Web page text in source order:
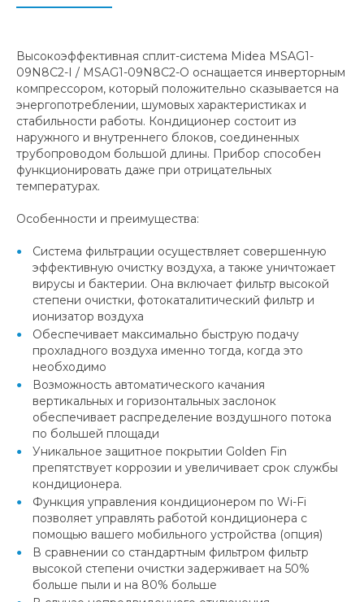
Высокоэффективная сплит-система Midea MSAG1-
09N8C2-I / MSAG1-09N8C2-O оснащается инверторным
компрессором, который положительно сказывается на
энергопотреблении, шумовых характеристиках и
стабильности работы. Кондиционер состоит из
наружного и внутреннего блоков, соединенных
трубопроводом большой длины. Прибор способен
функционировать даже при отрицательных
температурах.
Особенности и преимущества:
Система фильтрации осуществляет совершенную
эффективную очистку воздуха, а также уничтожает
вирусы и бактерии. Она включает фильтр высокой
степени очистки, фотокаталитический фильтр и
ионизатор воздуха
Обеспечивает максимально быструю подачу
прохладного воздуха именно тогда, когда это
необходимо
Возможность автоматического качания
вертикальных и горизонтальных заслонок
обеспечивает распределение воздушного потока
по большей площади
Уникальное защитное покрытии Golden Fin
препятствует коррозии и увеличивает срок службы
кондиционера.
Функция управления кондиционером по Wi-Fi
позволяет управлять работой кондиционера с
помощью вашего мобильного устройства (опция)
В сравнении со стандартным фильтром фильтр
высокой степени очистки задерживает на 50%
больше пыли и на 80% больше